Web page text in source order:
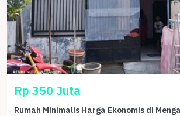
Rp 350 Juta